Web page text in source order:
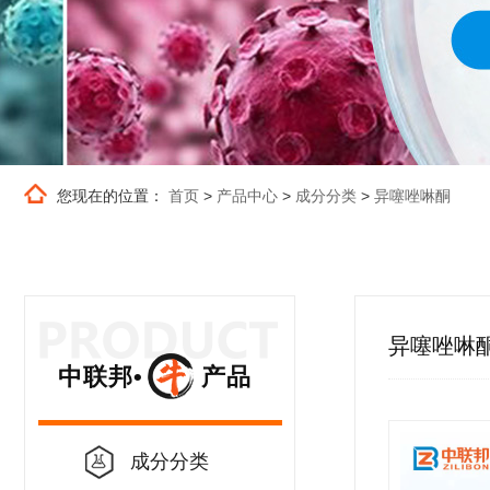
您现在的位置： 首页 > 产品中心 > 成分分类 > 异噻唑啉酮
中联邦• 产品
成分分类
异噻唑啉